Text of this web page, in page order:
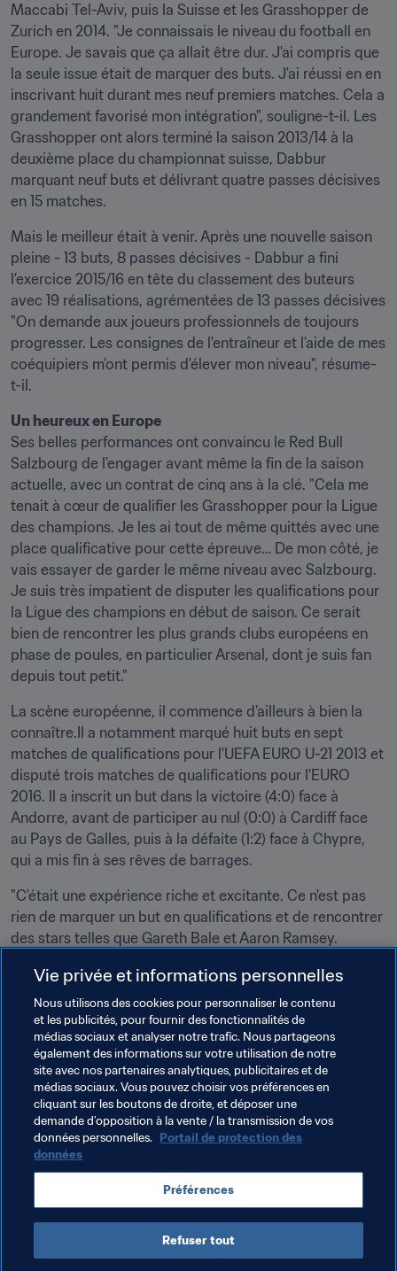
Maccabi Tel-Aviv, puis la Suisse et les Grasshopper de
Zurich en 2014. "Je connaissais le niveau du football en
Europe. Je savais que ça allait être dur. J'ai compris que
la seule issue était de marquer des buts. J'ai réussi en en
inscrivant huit durant mes neuf premiers matches. Cela a
grandement favorisé mon intégration", souligne-t-il. Les
Grasshopper ont alors terminé la saison 2013/14 à la
deuxième place du championnat suisse, Dabbur
marquant neuf buts et délivrant quatre passes décisives
en 15 matches.
Mais le meilleur était à venir. Après une nouvelle saison
pleine - 13 buts, 8 passes décisives - Dabbur a fini
l’exercice 2015/16 en tête du classement des buteurs
avec 19 réalisations, agrémentées de 13 passes décisives
"On demande aux joueurs professionnels de toujours
progresser. Les consignes de l'entraîneur et l'aide de mes
coéquipiers m'ont permis d'élever mon niveau", résume-
t-il.
Un heureux en Europe
Ses belles performances ont convaincu le Red Bull
Salzbourg de l'engager avant même la fin de la saison
actuelle, avec un contrat de cinq ans à la clé. "Cela me
tenait à cœur de qualifier les Grasshopper pour la Ligue
des champions. Je les ai tout de même quittés avec une
place qualificative pour cette épreuve… De mon côté, je
vais essayer de garder le même niveau avec Salzbourg.
Je suis très impatient de disputer les qualifications pour
la Ligue des champions en début de saison. Ce serait
bien de rencontrer les plus grands clubs européens en
phase de poules, en particulier Arsenal, dont je suis fan
depuis tout petit."
La scène européenne, il commence d’ailleurs à bien la
connaître.Il a notamment marqué huit buts en sept
matches de qualifications pour l'UEFA EURO U-21 2013 et
disputé trois matches de qualifications pour l'EURO
2016. Il a inscrit un but dans la victoire (4:0) face à
Andorre, avant de participer au nul (0:0) à Cardiff face
au Pays de Galles, puis à la défaite (1:2) face à Chypre,
qui a mis fin à ses rêves de barrages.
"C'était une expérience riche et excitante. Ce n'est pas
rien de marquer un but en qualifications et de rencontrer
des stars telles que Gareth Bale et Aaron Ramsey.
l'aventure, mais j'espère que nous aurons plus de succès
en qualifications pour la Coupe du Monde", annonce-t-il
à quelques semaines d’affronter Andrés Iniesta, Marco
Verratti, Sergio Ramos et autres Daniele de Rossi. "Tout
le monde rêve de jouer contre eux. Je ne pensais pas
pouvoir les affronter ailleurs que sur PlayStation  !",
conclut-il.
Thèmes en lien
Israel Italy UEFA
Vie privée et informations personnelles
Nous utilisons des cookies pour personnaliser le contenu
et les publicités, pour fournir des fonctionnalités de
médias sociaux et analyser notre trafic. Nous partageons
également des informations sur votre utilisation de notre
site avec nos partenaires analytiques, publicitaires et de
médias sociaux. Vous pouvez choisir vos préférences en
cliquant sur les boutons de droite, et déposer une
demande d’opposition à la vente / la transmission de vos
données personnelles. Portail de protection des
données
Préférences
Refuser tout